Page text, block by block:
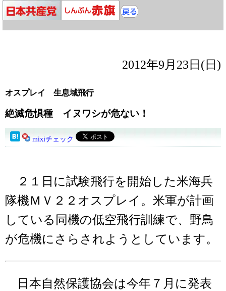
2012年9月23日(日)
オスプレイ 生息域飛行
絶滅危惧種 イヌワシが危ない！
mixiチェック
２１日に試験飛行を開始した米海兵
隊機ＭＶ２２オスプレイ。米軍が計画
している同機の低空飛行訓練で、野鳥
が危機にさらされようとしています。
日本自然保護協会は今年７月に発表